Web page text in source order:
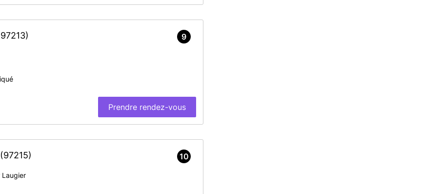
Prendre rendez-vous
9
(97215)
Laugier
10